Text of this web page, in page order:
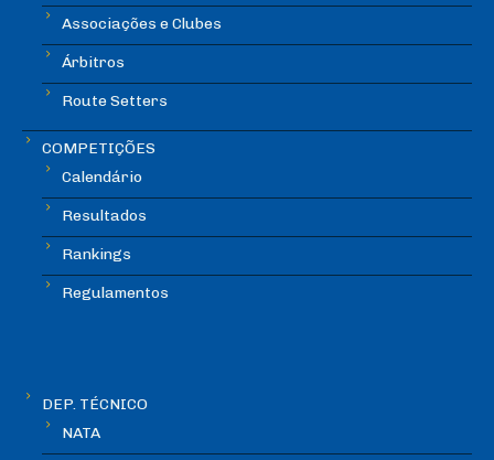
Associações e Clubes
Árbitros
Route Setters
COMPETIÇÕES
Calendário
Resultados
Rankings
Regulamentos
DEP. TÉCNICO
NATA